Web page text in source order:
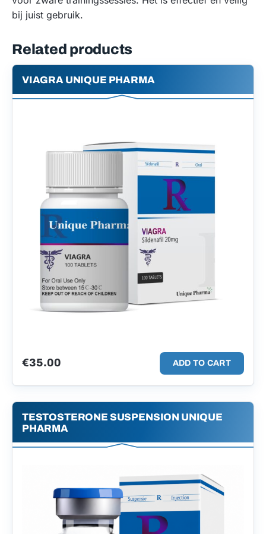
bij juist gebruik.
Related products
VIAGRA UNIQUE PHARMA
€35.00 ADD TO CART
TESTOSTERONE SUSPENSION UNIQUE
PHARMA